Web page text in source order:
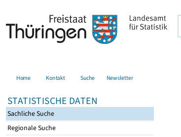
Home Kontakt Suche Newsletter
STATISTISCHE DATEN
Sachliche Suche
Regionale Suche